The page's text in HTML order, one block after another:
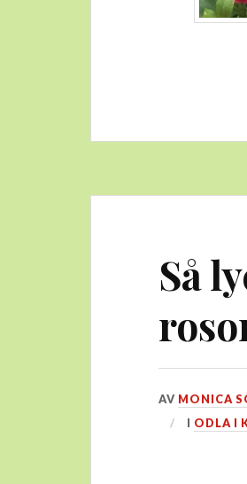
Så
DEN
26
AV MONICA
I ODLA I